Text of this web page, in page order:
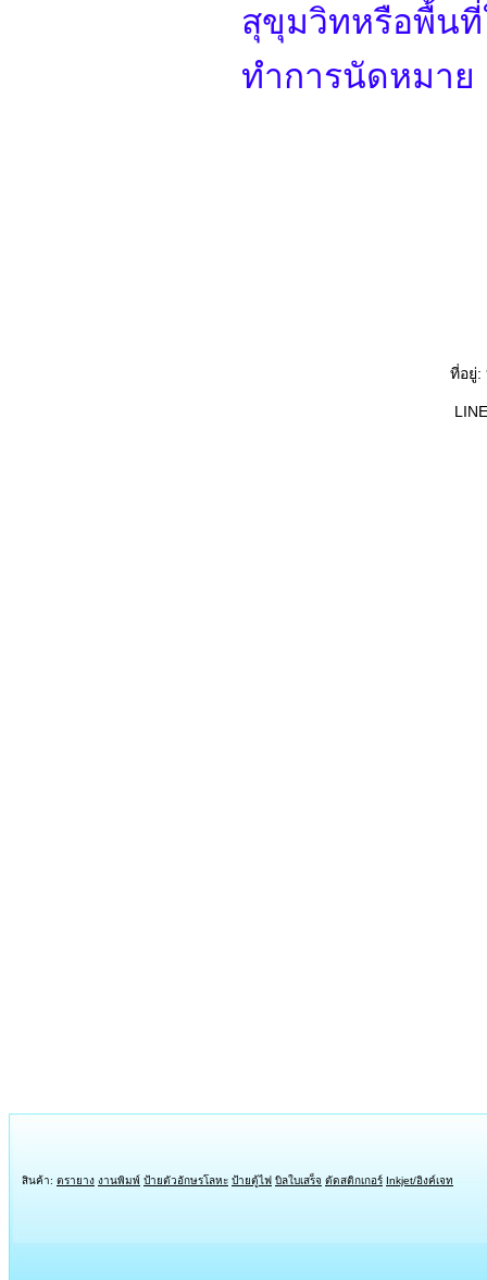
สุขุมวิทหรือพื้นที่
ทำการนัดหมาย
ที่อยู่:
สินค้า: ตรายาง งานพิมพ์ ป้ายตัวอักษรโลหะ ป้ายตู้ไฟ บิลใบเสร็จ ตัดสติกเกอร์ Inkjet/อิงค์เจท